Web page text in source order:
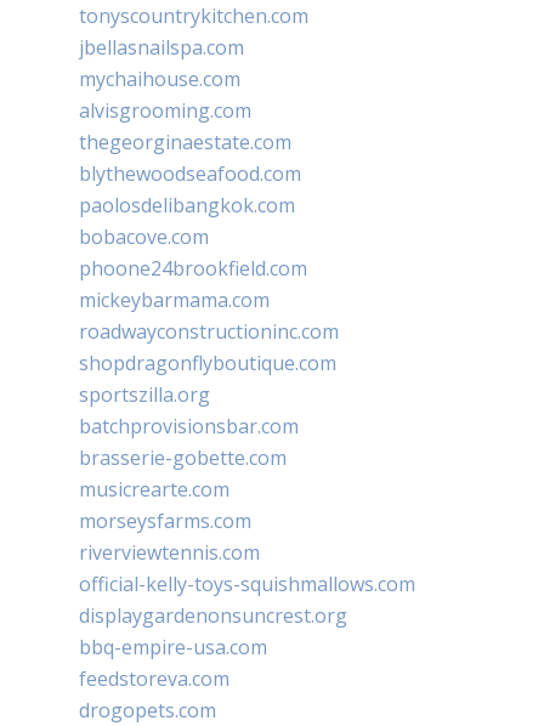
tonyscountrykitchen.com
jbellasnailspa.com
mychaihouse.com
alvisgrooming.com
thegeorginaestate.com
blythewoodseafood.com
paolosdelibangkok.com
bobacove.com
phoone24brookfield.com
mickeybarmama.com
roadwayconstructioninc.com
shopdragonflyboutique.com
sportszilla.org
batchprovisionsbar.com
brasserie-gobette.com
musicrearte.com
morseysfarms.com
riverviewtennis.com
official-kelly-toys-squishmallows.com
displaygardenonsuncrest.org
bbq-empire-usa.com
feedstoreva.com
drogopets.com